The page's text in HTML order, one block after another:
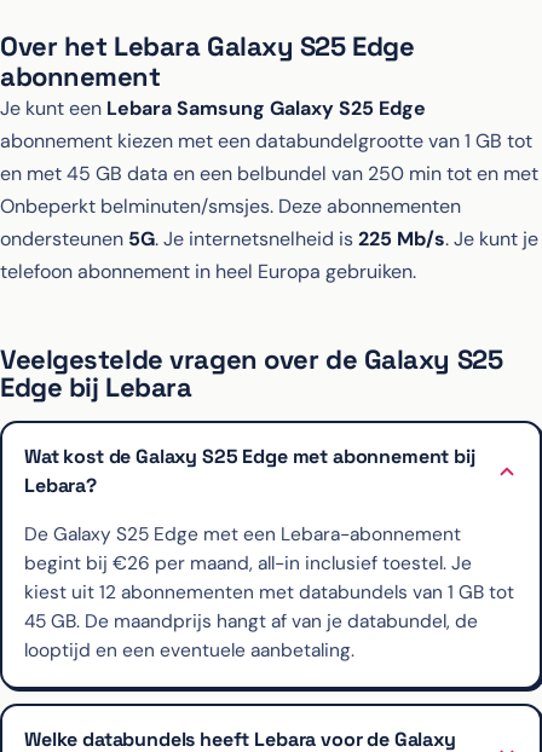
Over het Lebara Galaxy S25 Edge
abonnement
Je kunt een Lebara Samsung Galaxy S25 Edge
abonnement kiezen met een databundelgrootte van 1 GB tot
en met 45 GB data en een belbundel van 250 min tot en met
Onbeperkt belminuten/smsjes. Deze abonnementen
ondersteunen 5G. Je internetsnelheid is225 Mb/s. Je kunt je
telefoon abonnement in heel Europa gebruiken.
Veelgestelde vragen over de Galaxy S25
Edge bij Lebara
Wat kost de Galaxy S25 Edge met abonnement bij
Lebara?
De Galaxy S25 Edge met een Lebara-abonnement
begint bij €26 per maand, all-in inclusief toestel. Je
kiest uit 12 abonnementen met databundels van 1 GB tot
45 GB. De maandprijs hangt af van je databundel, de
looptijd en een eventuele aanbetaling.
Welke databundels heeft Lebara voor de Galaxy